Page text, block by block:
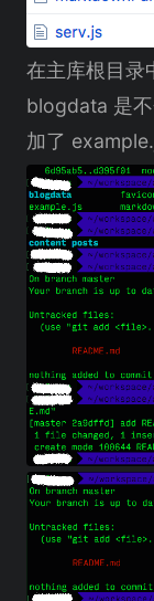
在主库根目录
blogdata 是
加了